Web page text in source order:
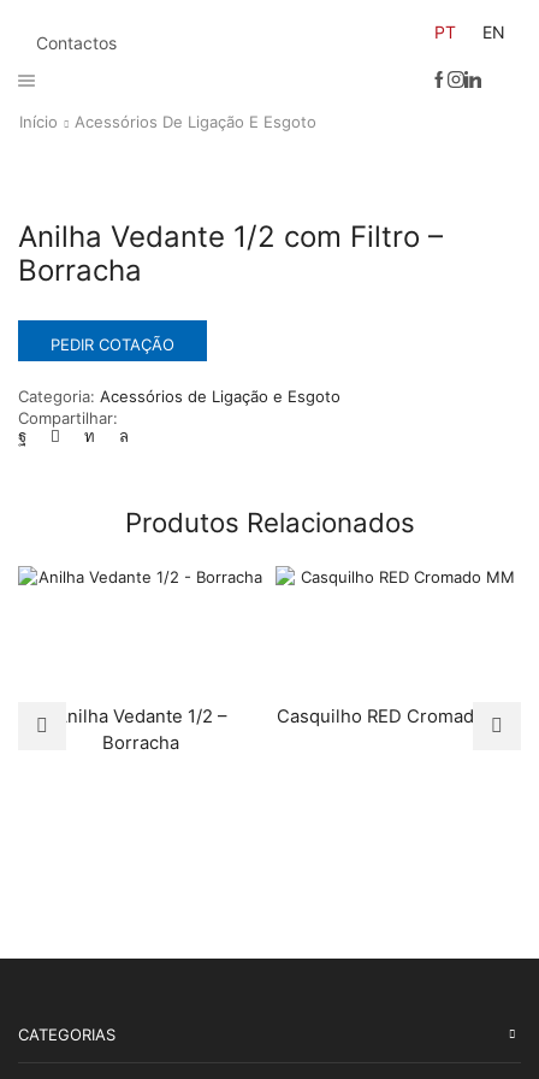
Contactos
PT EN
Início Acessórios De Ligação E Esgoto
Anilha Vedante 1/2 com Filtro –
Borracha
PEDIR COTAÇÃO
Categoria: Acessórios de Ligação e Esgoto
Compartilhar:
Produtos Relacionados
Anilha Vedante 1/2 –
Borracha
Casquilho RED Cromado MM
CATEGORIAS